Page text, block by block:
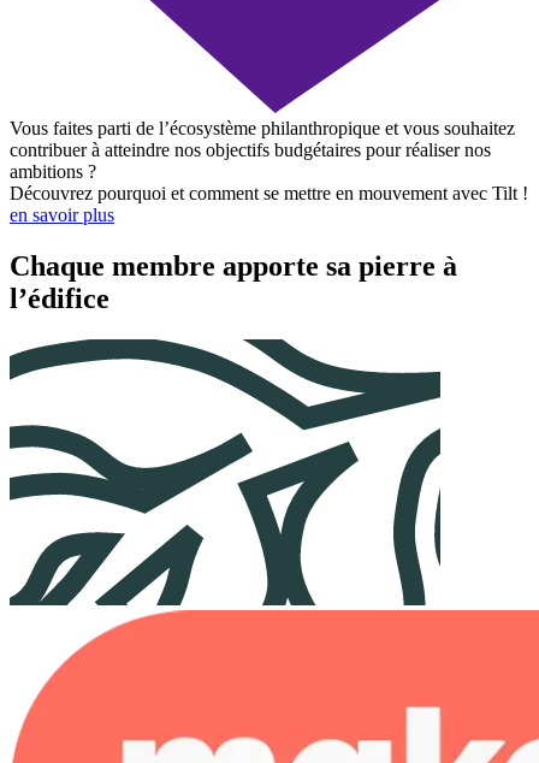
Vous faites parti de l’écosystème philanthropique et vous souhaitez
contribuer à atteindre nos objectifs budgétaires pour réaliser nos
ambitions ?
Découvrez pourquoi et comment se mettre en mouvement avec Tilt !
en savoir plus
Chaque membre apporte sa pierre à
l’édifice